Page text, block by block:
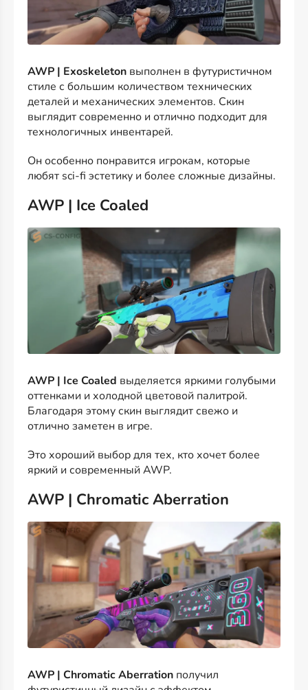
AWP | Exoskeleton выполнен в футуристичном
стиле с большим количеством технических
деталей и механических элементов. Скин
выглядит современно и отлично подходит для
технологичных инвентарей.
Он особенно понравится игрокам, которые
любят sci-fi эстетику и более сложные дизайны.
AWP | Ice Coaled
AWP | Ice Coaled выделяется яркими голубыми
оттенками и холодной цветовой палитрой.
Благодаря этому скин выглядит свежо и
отлично заметен в игре.
Это хороший выбор для тех, кто хочет более
яркий и современный AWP.
AWP | Chromatic Aberration
AWP | Chromatic Aberration получил